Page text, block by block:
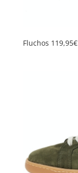
Fluchos 119,95€